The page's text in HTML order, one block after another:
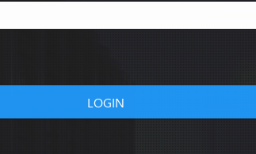
LOGIN